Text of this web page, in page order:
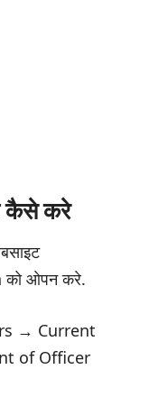
कैसे करे
ओपन करे.
→ Current
of Officer